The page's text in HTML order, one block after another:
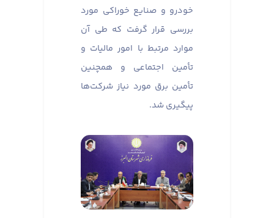
خودرو و صنایع خوراکی مورد
بررسی قرار گرفت که طی آن
موارد مرتبط با امور مالیات و
تأمین اجتماعی و همچنین
تأمین برق مورد نیاز شرکت‌ها
پیگیری شد.